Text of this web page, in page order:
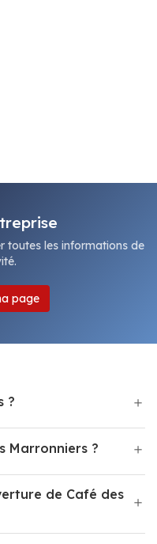
toutes les informations de
page
?
Marronniers ?
de Café des